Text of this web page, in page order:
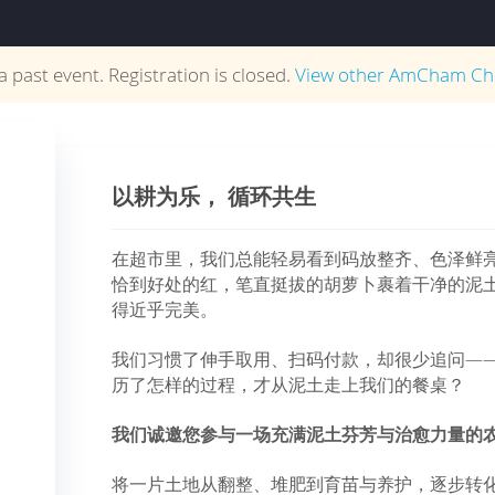
past event. Registration is closed.View otherAmCham
以耕为乐， 循环共生
在超市里，我们总能轻易看到码放整齐、色泽鲜
恰到好处的红，笔直挺拔的胡萝卜裹着干净的泥
得近乎完美。
我们习惯了伸手取用、扫码付款，却很少追问
历了怎样的过程，才从泥土走上我们的餐桌？
我们诚邀您参与一场充满泥土芬芳与治愈力量的
将一片土地从翻整、堆肥到育苗与养护，逐步转